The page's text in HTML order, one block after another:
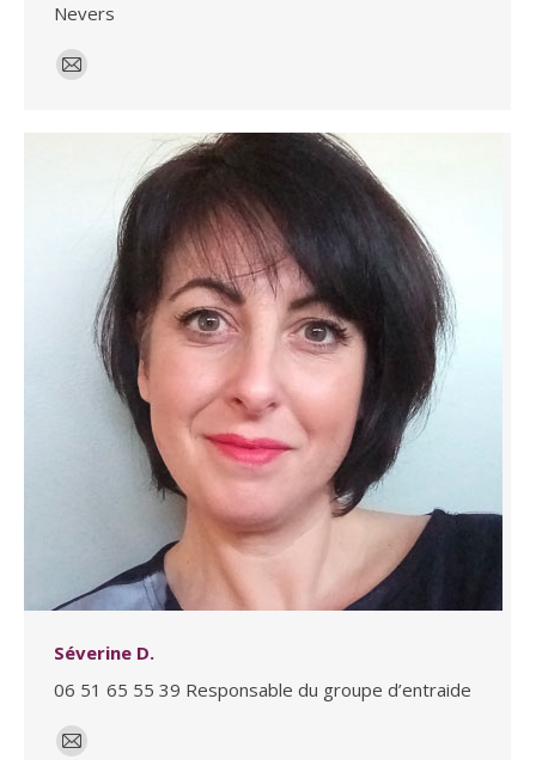
Nevers
E-
Séverine D.
06 51 65 55 39 Responsable du groupe d’entraide
E-